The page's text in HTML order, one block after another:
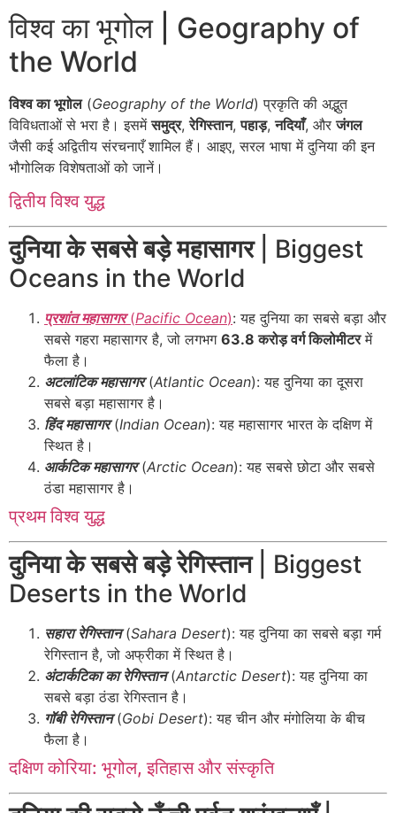
विश्व का भूगोल | Geography of
the World
विश्व का भूगोल(Geography of the World) प्रकृति की अद्भुत
विविधताओं से भरा है। इसमेंसमुद्र,रेगिस्तान,पहाड़,नदियाँ, औरजंगल
जैसी कई अद्वितीय संरचनाएँ शामिल हैं। आइए, सरल भाषा में दुनिया की इन
भौगोलिक विशेषताओं को जानें।
द्वितीय विश्व युद्ध
दुनिया के सबसे बड़े महासागर| Biggest
Oceans in the World
प्रशांत महासागर(Pacific Ocean): यह दुनिया का सबसे बड़ा और
सबसे गहरा महासागर है, जो लगभग 63.8 करोड़ वर्ग किलोमीटरमें
फैला है।
अटलांटिक महासागर(Atlantic Ocean): यह दुनिया का दूसरा
सबसे बड़ा महासागर है।
हिंद महासागर(Indian Ocean): यह महासागर भारत के दक्षिण में
स्थित है।
आर्कटिक महासागर(Arctic Ocean): यह सबसे छोटा और सबसे
ठंडा महासागर है।
प्रथम विश्व युद्ध
दुनिया के सबसे बड़े रेगिस्तान| Biggest
Deserts in the World
सहारा रेगिस्तान(Sahara Desert): यह दुनिया का सबसे बड़ा गर्म
रेगिस्तान है, जो अफ्रीका में स्थित है।
अंटार्कटिका का रेगिस्तान(Antarctic Desert): यह दुनिया का
सबसे बड़ा ठंडा रेगिस्तान है।
गॉबी रेगिस्तान(Gobi Desert): यह चीन और मंगोलिया के बीच
फैला है।
दक्षिण कोरिया: भूगोल, इतिहास और संस्कृति